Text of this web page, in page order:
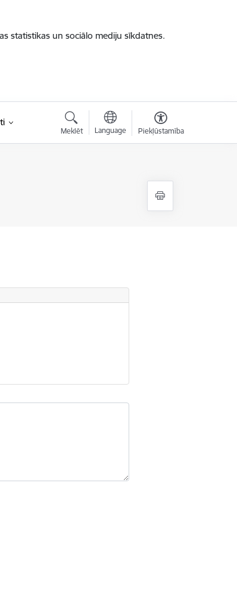
statistikas un sociālo mediju sīkdatnes.
Meklēt Language Piekļūstamība